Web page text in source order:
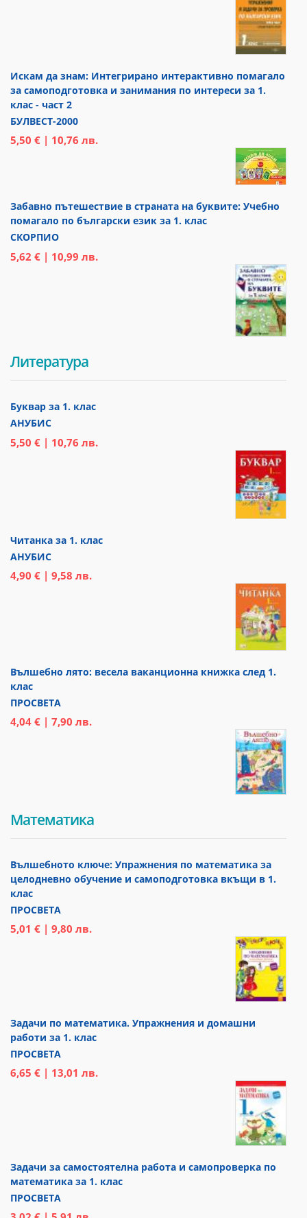
Искам да знам: Интегрирано интерактивно помагало
за самоподготовка и занимания по интереси за 1.
клас - част 2
БУЛВЕСТ-2000
5,50 € | 10,76 лв.
Забавно пътешествие в страната на буквите: Учебно
помагало по български език за 1. клас
СКОРПИО
5,62 € | 10,99 лв.
Литература
Буквар за 1. клас
АНУБИС
5,50 € | 10,76 лв.
Читанка за 1. клас
АНУБИС
4,90 € | 9,58 лв.
Вълшебно лято: весела ваканционна книжка след 1.
клас
ПРОСВЕТА
4,04 € | 7,90 лв.
Математика
Вълшебното ключе: Упражнения по математика за
целодневно обучение и самоподготовка вкъщи в 1.
клас
ПРОСВЕТА
5,01 € | 9,80 лв.
Задачи по математика. Упражнения и домашни
работи за 1. клас
ПРОСВЕТА
6,65 € | 13,01 лв.
Задачи за самостоятелна работа и самопроверка по
математика за 1. клас
ПРОСВЕТА